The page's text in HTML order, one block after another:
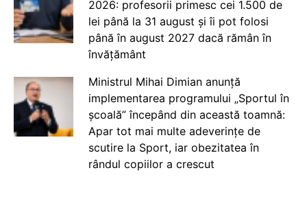
2026: profesorii primesc cei 1.500 de
lei până la 31 august și îi pot folosi
până în august 2027 dacă rămân în
învățământ
Ministrul Mihai Dimian anunță
implementarea programului „Sportul în
școală” începând din această toamnă:
Apar tot mai multe adeverințe de
scutire la Sport, iar obezitatea în
rândul copiilor a crescut